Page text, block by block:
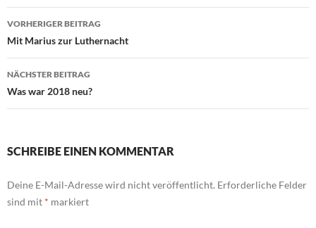
Beitragsnavigation
VORHERIGER BEITRAG
Mit Marius zur Luthernacht
NÄCHSTER BEITRAG
Was war 2018 neu?
SCHREIBE EINEN KOMMENTAR
Deine E-Mail-Adresse wird nicht veröffentlicht. Erforderliche Felder
sind mit * markiert